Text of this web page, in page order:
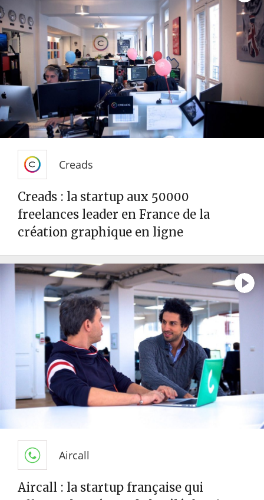
Creads
Creads : la startup aux 50000
freelances leader en France de la
création graphique en ligne
Aircall
Aircall : la startup française qui